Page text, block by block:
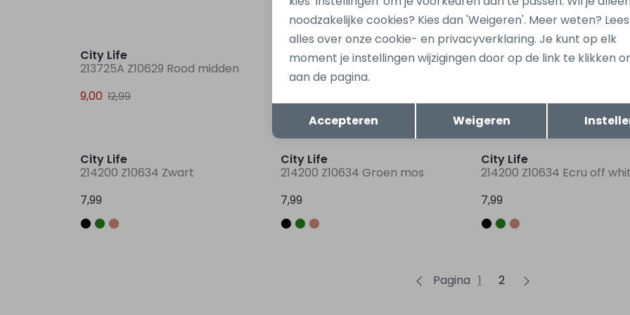
City Life
213725A Z10629 Rood midden
9,00 12,99
City Life
206022A Z10633 Rose fel
City Life
206022A Z10633 Blauw
City Life
214200 Z10634 Zwart
7,99
City Life
214200 Z10634 Groen mos
7,99
City Life
214200 Z10634 Ecru off
7,99
Pagina 1 2
Terug Opslaan
noodzakelijke cookies? Kies dan 'Weigeren'. Meer weten?
alles over onze cookie- en privacyverklaring. Je kunt op elk
moment je instellingen wijzigingen door op de link te klikken
aan de pagina.
Accepteren Weigeren